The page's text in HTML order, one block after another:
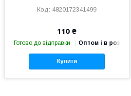
4820172341499
110 ₴
Готово до відправки Оптом і в роздріб
Купити